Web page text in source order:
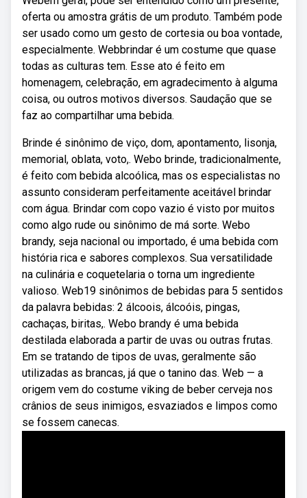
oferta ou amostra grátis de um produto. Também pode
ser usado como um gesto de cortesia ou boa vontade,
especialmente. Webbrindar é um costume que quase
todas as culturas tem. Esse ato é feito em
homenagem, celebração, em agradecimento à alguma
coisa, ou outros motivos diversos. Saudação que se
faz ao compartilhar uma bebida.
Brinde é sinônimo de viço, dom, apontamento, lisonja,
memorial, oblata, voto,. Webo brinde, tradicionalmente,
é feito com bebida alcoólica, mas os especialistas no
assunto consideram perfeitamente aceitável brindar
com água. Brindar com copo vazio é visto por muitos
como algo rude ou sinônimo de má sorte. Webo
brandy, seja nacional ou importado, é uma bebida com
história rica e sabores complexos. Sua versatilidade
na culinária e coquetelaria o torna um ingrediente
valioso. Web19 sinônimos de bebidas para 5 sentidos
da palavra bebidas: 2 álcoois, álcoóis, pingas,
cachaças, biritas,. Webo brandy é uma bebida
destilada elaborada a partir de uvas ou outras frutas.
Em se tratando de tipos de uvas, geralmente são
utilizadas as brancas, já que o tanino das. Web — a
origem vem do costume viking de beber cerveja nos
crânios de seus inimigos, esvaziados e limpos como
se fossem canecas.